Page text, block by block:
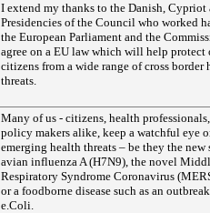
I extend my thanks to the Danish, Cypriot
Presidencies of the Council who worked
the European Parliament and the
agree on a EU law which will help protect
citizens from a wide range of cross border
threats.
Many of us - citizens, health
policy makers alike, keep a watchful eye
emerging health threats – be they the new
avian influenza A (H7N9), the novel
Respiratory Syndrome Coronavirus
or a foodborne disease such as an
e.Coli.